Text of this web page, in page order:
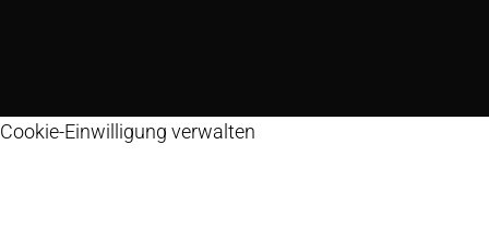
Cookie-Einwilligung verwalten